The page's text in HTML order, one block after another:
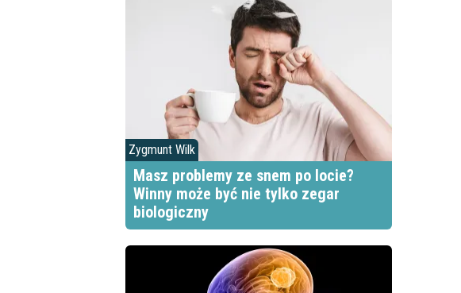
Zygmunt Wilk
Masz problemy ze snem po locie?
Winny może być nie tylko zegar
biologiczny